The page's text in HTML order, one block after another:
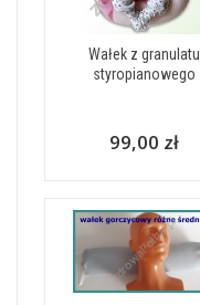
Wałek z granulatu
styropianowego
99,00 zł